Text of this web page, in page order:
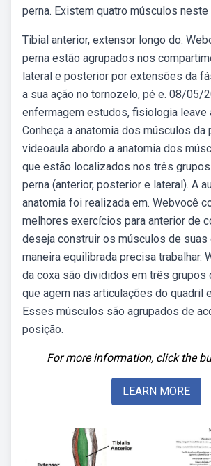
perna. Existem quatro músculos
Tibial anterior, extensor longo do.
perna estão agrupados nos
lateral e posterior por extensões da
a sua ação no tornozelo, pé e. 08/05/
enfermagem estudos, fisiologia leave
Conheça a anatomia dos músculos da
videoaula abordo a anatomia dos
que estão localizados nos três
perna (anterior, posterior e lateral). A
anatomia foi realizada em. Webvocê
melhores exercícios para anterior de
deseja construir os músculos de suas
maneira equilibrada precisa trabalhar.
da coxa são divididos em três grupos
que agem nas articulações do quadril
Esses músculos são agrupados de
posição.
For more information, click the
LEARN MORE